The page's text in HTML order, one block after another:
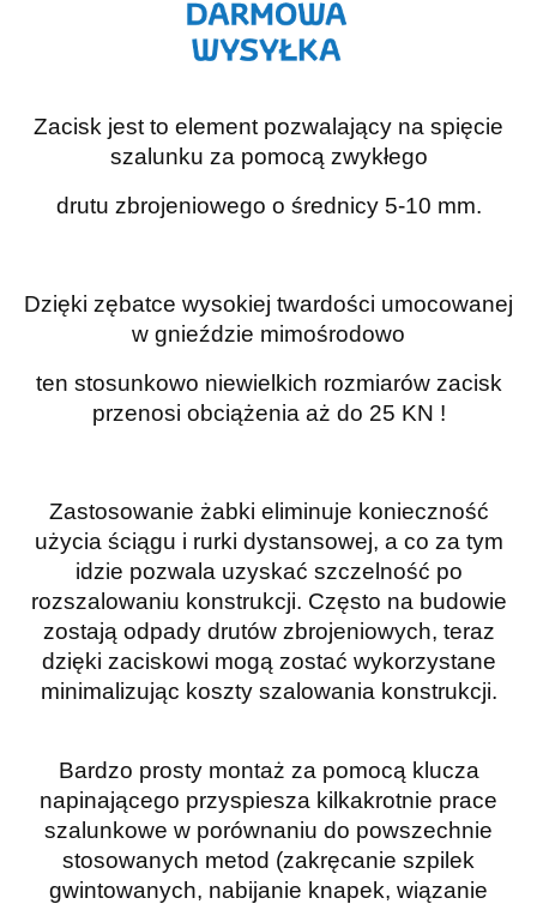
Zacisk jest to element pozwalający na spięcie
szalunku za pomocą zwykłego
drutu zbrojeniowego o średnicy 5-10 mm.
Dzięki zębatce wysokiej twardości umocowanej
w gnieździe mimośrodowo
ten stosunkowo niewielkich rozmiarów zacisk
przenosi obciążenia aż do 25 KN !
Zastosowanie żabki eliminuje konieczność
użycia ściągu i rurki dystansowej, a co za tym
idzie pozwala uzyskać szczelność po
rozszalowaniu konstrukcji. Często na budowie
zostają odpady drutów zbrojeniowych, teraz
dzięki zaciskowi mogą zostać wykorzystane
minimalizując koszty szalowania konstrukcji.
Bardzo prosty montaż za pomocą klucza
napinającego przyspiesza kilkakrotnie prace
szalunkowe w porównaniu do powszechnie
stosowanych metod (zakręcanie szpilek
gwintowanych, nabijanie knapek, wiązanie